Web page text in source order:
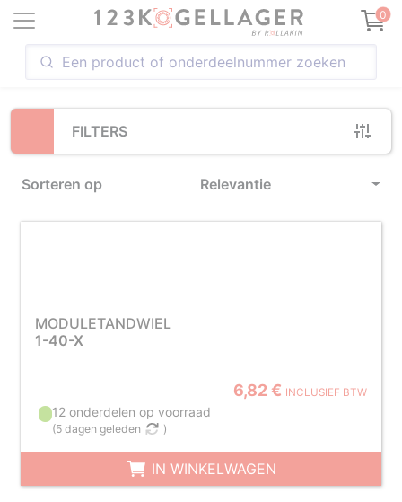
0
FILTERS
Sorteren op Relevantie
Loading...
MODULETANDWIEL
1-40-X
6,82 € INCLUSIEF BTW
12 onderdelen op voorraad
(5 dagen geleden )
IN WINKELWAGEN